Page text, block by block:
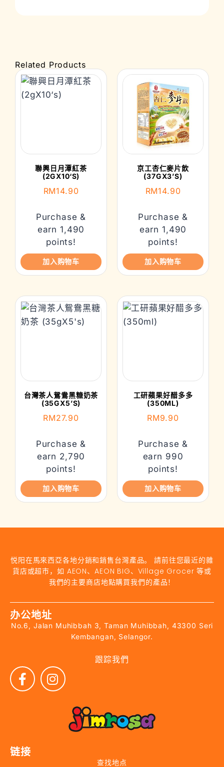
Related Products
聯興日月潭紅茶
(2GX10‘S)
RM14.90
Purchase &
earn 1,490
points!
加入购物车
京工杏仁麥片飲
(37GX3’S)
RM14.90
Purchase &
earn 1,490
points!
加入购物车
台灣茶人鴛鴦黑糖奶茶
(35GX5’S)
RM27.90
Purchase &
earn 2,790
points!
加入购物车
工研蘋果好醋多多
(350ML)
RM9.90
Purchase &
earn 990
points!
加入购物车
悦阳在馬來西亞各地分銷和銷售台灣產品。 請前往您最近的雜
貨店或超市，如 AEON、AEON BIG、Village Grocer 等或
我們的主要商店地點購買我們的產品！
办公地址
No.6, Jalan Muhibbah 3, Taman Muhibbah, 43300 Seri
Kembangan, Selangor.
跟踪我們
链接
查找地点